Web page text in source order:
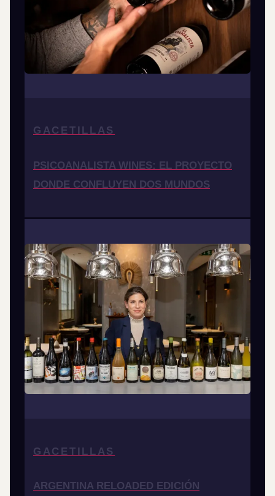
GACETILLAS
PSICOANALISTA WINES: EL PROYECTO
DONDE CONFLUYEN DOS MUNDOS
GACETILLAS
ARGENTINA RELOADED EDICIÓN